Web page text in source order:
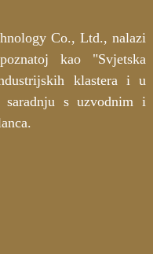
Co., Ltd., nalazi
kao "Svjetska
klastera i u
saradnju s uzvodnim i